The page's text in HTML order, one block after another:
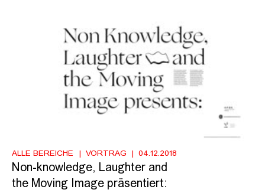
ALLE BEREICHE VORTRAG 04.12.2018
Non-knowledge, Laughter and
the Moving Image präsentiert: